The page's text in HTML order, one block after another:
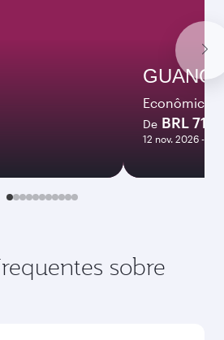
Econômica
De BRL
12 nov. 2026 - 16
sobre